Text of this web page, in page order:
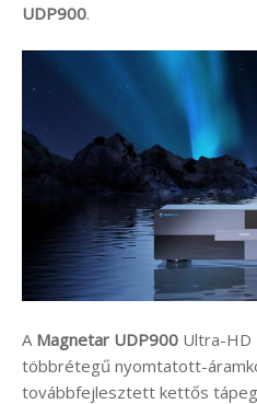
UDP900.
A Magnetar UDP900 Ultra-HD
többrétegű nyomtatott-
továbbfejlesztett kettős